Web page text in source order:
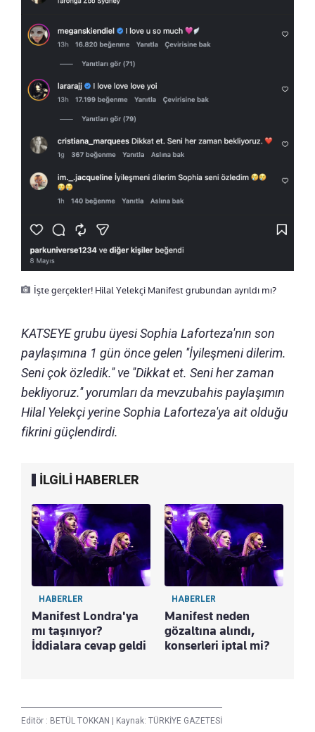
İşte gerçekler! Hilal Yelekçi Manifest grubundan ayrıldı mı?
KATSEYE grubu üyesi Sophia Laforteza'nın son
paylaşımına 1 gün önce gelen ''İyileşmeni dilerim.
Seni çok özledik.'' ve ''Dikkat et. Seni her zaman
bekliyoruz.'' yorumları da mevzubahis paylaşımın
Hilal Yelekçi yerine Sophia Laforteza'ya ait olduğu
fikrini güçlendirdi.
İLGİLİ HABERLER
HABERLER
Manifest Londra'ya
mı taşınıyor?
İddialara cevap geldi
HABERLER
Manifest neden
gözaltına alındı,
konserleri iptal mi?
Editör : BETÜL TOKKAN Kaynak: TÜRKİYE GAZETESİ